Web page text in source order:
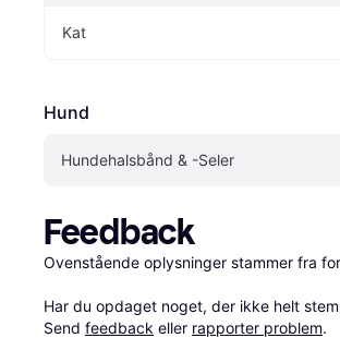
Kat
Hund
Hundehalsbånd & -Seler
Feedback
Ovenstående oplysninger stammer fra
Har du opdaget noget, der ikke helt
Send feedback eller rapporter problem.